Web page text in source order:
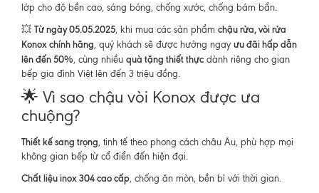
lớp cho độ bền cao, sáng bóng, chống xước, chống bám bẩn.
💥 Từ ngày 05.05.2025, khi mua các sản phẩm chậu rửa, vòi rửa
Konox chính hãng, quý khách sẽ được hưởng ngay ưu đãi hấp dẫn
lên đến 50%, cùng nhiều quà tặng thiết thực dành riêng cho gian
bếp gia đình Việt lên đến 3 triệu đồng.
🌟 Vì sao chậu vòi Konox được ưa
chuộng?
Thiết kế sang trọng, tinh tế theo phong cách châu Âu, phù hợp mọi
không gian bếp từ cổ điển đến hiện đại.
Chất liệu inox 304 cao cấp, chống ăn mòn, bền bỉ với thời gian.